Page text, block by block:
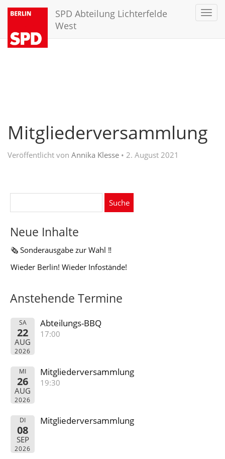
SPD Abteilung Lichterfelde
West
Mitgliederversammlung
Veröffentlicht von Annika Klesse • 2. August 2021
Neue Inhalte
🗞️ Sonderausgabe zur Wahl ‼️
Wieder Berlin! Wieder Infostände!
Anstehende Termine
SA
22
AUG
2026
Abteilungs-BBQ
17:00
MI
26
AUG
2026
Mitgliederversammlung
19:30
DI
08
SEP
2026
Mitgliederversammlung